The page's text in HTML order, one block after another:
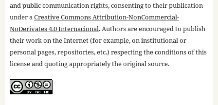
and public communication rights, consenting to their publication
under aCreative Commons Attribution-NonCommercial-
NoDerivates 4.0 Internacional. Authors are encouraged to publish
their work on the Internet (for example, on institutional or
personal pages, repositories, etc.) respecting the conditions of this
license and quoting appropriately the original source.